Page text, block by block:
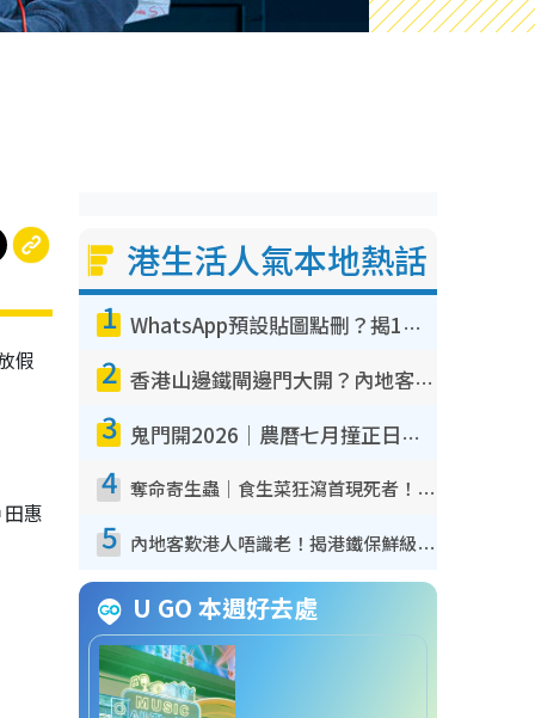
假
惠
港生活人氣本地熱話
1 WhatsApp預設貼圖點刪？揭1招「反向操作」還原簡潔介面 附3步實測教學
2 香港山邊鐵閘邊門大開？內地客困惑意義何在！網民神回覆：呢種叫法理性防禦
3 鬼門開2026｜農曆七月撞正日全食特別邪？專家警告切忌做一事！揭4大禁忌+2招保平安
4 奪命寄生蟲｜食生菜狂瀉首現死者！疫潮惡化錄1.8萬宗病例 揭洗菜3大謬誤
5 內地客歎港人唔識老！揭港鐵保鮮級冷氣 港人求放過：咪投訴
U GO 本週好去處